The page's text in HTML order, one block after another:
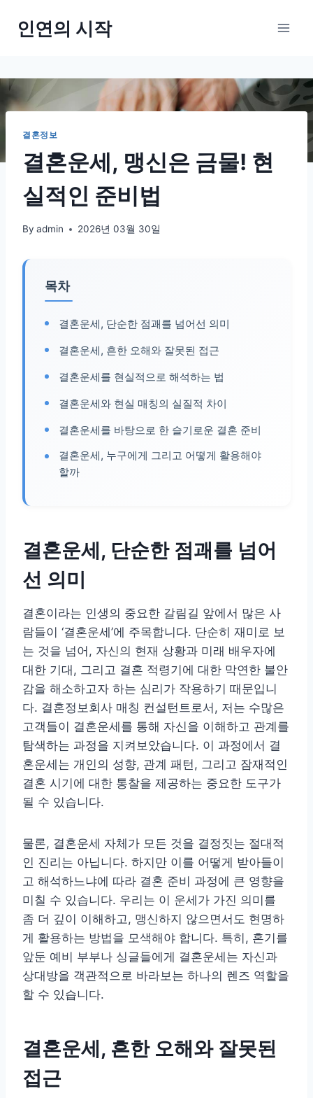
인연의 시작
결혼정보
결혼운세, 맹신은 금물! 현
실적인 준비법
By admin 2026년 03월 30일
목차
결혼운세, 단순한 점괘를 넘어선 의미
결혼운세, 흔한 오해와 잘못된 접근
결혼운세를 현실적으로 해석하는 법
결혼운세와 현실 매칭의 실질적 차이
결혼운세를 바탕으로 한 슬기로운 결혼 준비
결혼운세, 누구에게 그리고 어떻게 활용해야
할까
결혼운세, 단순한 점괘를 넘어
선 의미
결혼이라는 인생의 중요한 갈림길 앞에서 많은 사
람들이 ‘결혼운세’에 주목합니다. 단순히 재미로 보
는 것을 넘어, 자신의 현재 상황과 미래 배우자에
대한 기대, 그리고 결혼 적령기에 대한 막연한 불안
감을 해소하고자 하는 심리가 작용하기 때문입니
다. 결혼정보회사 매칭 컨설턴트로서, 저는 수많은
고객들이 결혼운세를 통해 자신을 이해하고 관계를
탐색하는 과정을 지켜보았습니다. 이 과정에서 결
혼운세는 개인의 성향, 관계 패턴, 그리고 잠재적인
결혼 시기에 대한 통찰을 제공하는 중요한 도구가
될 수 있습니다.
물론, 결혼운세 자체가 모든 것을 결정짓는 절대적
인 진리는 아닙니다. 하지만 이를 어떻게 받아들이
고 해석하느냐에 따라 결혼 준비 과정에 큰 영향을
미칠 수 있습니다. 우리는 이 운세가 가진 의미를
좀 더 깊이 이해하고, 맹신하지 않으면서도 현명하
게 활용하는 방법을 모색해야 합니다. 특히, 혼기를
앞둔 예비 부부나 싱글들에게 결혼운세는 자신과
상대방을 객관적으로 바라보는 하나의 렌즈 역할을
할 수 있습니다.
결혼운세, 흔한 오해와 잘못된
접근